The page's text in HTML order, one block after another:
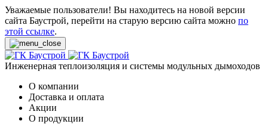
Уважаемые пользователи! Вы находитесь на новой версии
сайта Баустрой, перейти на старую версию сайта можно по
этой ссылке.
Инженерная теплоизоляция и системы модульных дымоходов
О компании
Доставка и оплата
Акции
О продукции